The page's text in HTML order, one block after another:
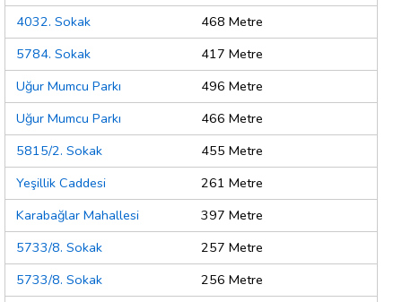
4032. Sokak
468 Metre
5784. Sokak
417 Metre
Uğur Mumcu Parkı
496 Metre
Uğur Mumcu Parkı
466 Metre
5815/2. Sokak
455 Metre
Yeşillik Caddesi
261 Metre
Karabağlar Mahallesi
397 Metre
5733/8. Sokak
257 Metre
5733/8. Sokak
256 Metre